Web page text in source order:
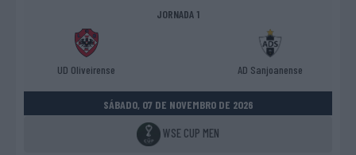
JORNADA 1
UD Oliveirense AD Sanjoanense
SÁBADO, 07 DE NOVEMBRO DE 2026
WSE CUP MEN